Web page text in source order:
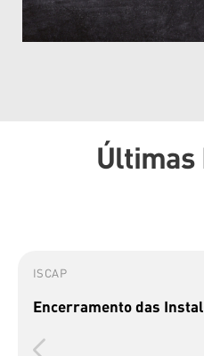
Últimas
ISCAP
Encerramento das